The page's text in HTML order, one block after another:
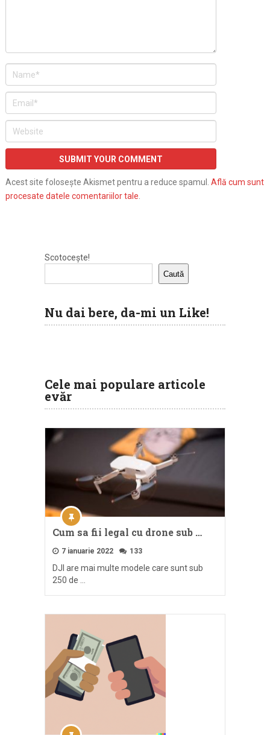
Acest site folosește Akismet pentru a reduce spamul. Află cum sunt
procesate datele comentariilor tale
Scotocește!
Caută
Nu dai bere, da-mi un Like!
Cele mai populare articole
evăr
Cum sa fii legal cu drone sub …
7 ianuarie 2022 133
DJI are mai multe modele care sunt sub
250 de …